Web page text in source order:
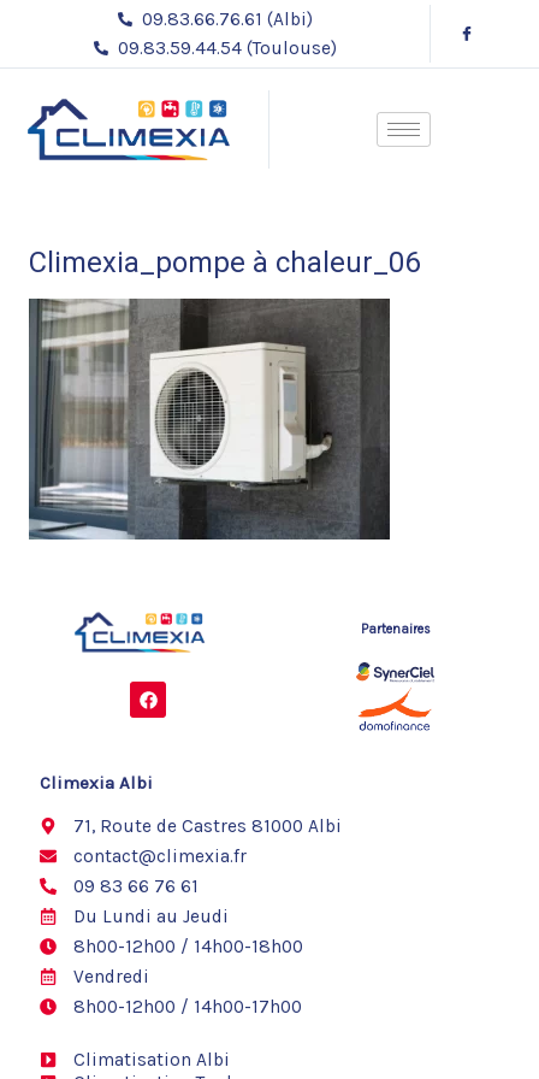
contenu
09.83.66.76.61 (Albi)
09.83.59.44.54 (Toulouse)
Climexia_pompe à chaleur_06
F
a
c
o
Partenaires
Climexia Albi
71, Route de Castres 81000 Albi
contact@climexia.fr
09 83 66 76 61
Du Lundi au Jeudi
8h00-12h00 / 14h00-18h00
Vendredi
8h00-12h00 / 14h00-17h00
Climatisation Albi